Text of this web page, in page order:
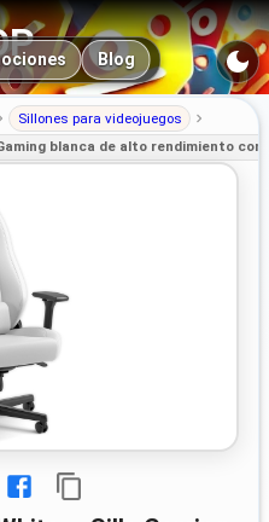
Blog
Sillones para videojuegos
blanca de alto rendimiento